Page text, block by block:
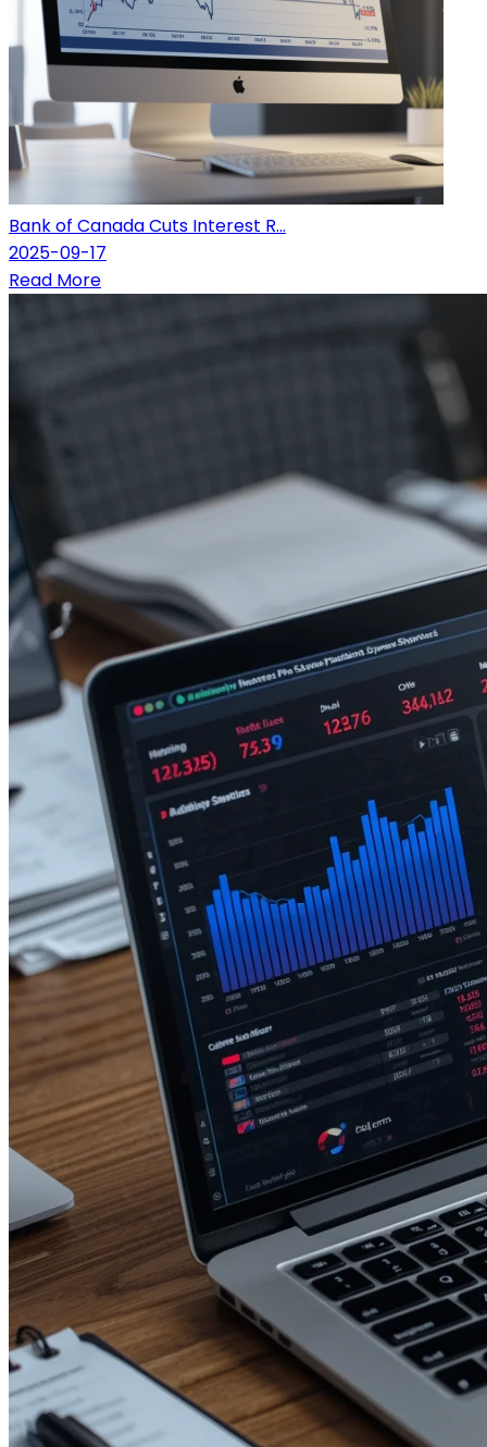
Bank of Canada Cuts Interest R...
2025-09-17
Read More